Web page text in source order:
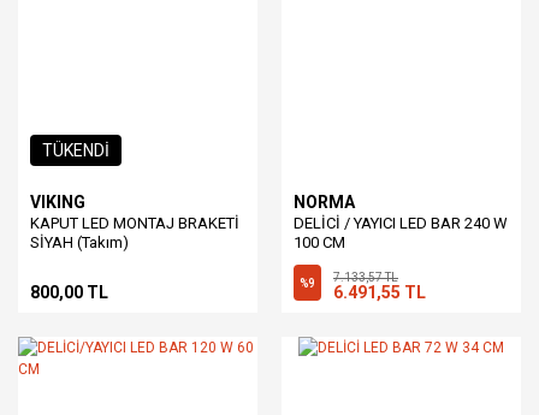
TÜKENDİ
VIKING
KAPUT LED MONTAJ BRAKETİ
SİYAH (Takım)
800,00 TL
NORMA
DELİCİ / YAYICI LED BAR 240 W
100 CM
%9 7.133,57 TL
6.491,55 TL